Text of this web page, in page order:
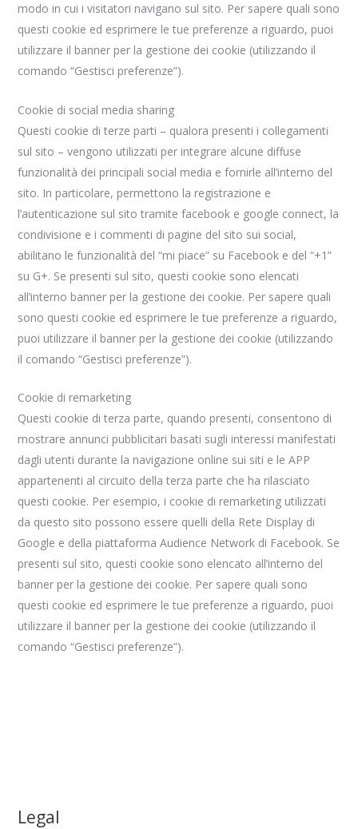
modo in cui i visitatori navigano sul sito. Per sapere quali sono
questi cookie ed esprimere le tue preferenze a riguardo, puoi
utilizzare il banner per la gestione dei cookie (utilizzando il
comando “Gestisci preferenze”).
Cookie di social media sharing
Questi cookie di terze parti – qualora presenti i collegamenti
sul sito – vengono utilizzati per integrare alcune diffuse
funzionalità dei principali social media e fornirle all’interno del
sito. In particolare, permettono la registrazione e
l’autenticazione sul sito tramite facebook e google connect, la
condivisione e i commenti di pagine del sito sui social,
abilitano le funzionalità del “mi piace” su Facebook e del “+1”
su G+. Se presenti sul sito, questi cookie sono elencati
all’interno banner per la gestione dei cookie. Per sapere quali
sono questi cookie ed esprimere le tue preferenze a riguardo,
puoi utilizzare il banner per la gestione dei cookie (utilizzando
il comando “Gestisci preferenze”).
Cookie di remarketing
Questi cookie di terza parte, quando presenti, consentono di
mostrare annunci pubblicitari basati sugli interessi manifestati
dagli utenti durante la navigazione online sui siti e le APP
appartenenti al circuito della terza parte che ha rilasciato
questi cookie. Per esempio, i cookie di remarketing utilizzati
da questo sito possono essere quelli della Rete Display di
Google e della piattaforma Audience Network di Facebook. Se
presenti sul sito, questi cookie sono elencato all’interno del
banner per la gestione dei cookie. Per sapere quali sono
questi cookie ed esprimere le tue preferenze a riguardo, puoi
utilizzare il banner per la gestione dei cookie (utilizzando il
comando “Gestisci preferenze”).
Legal